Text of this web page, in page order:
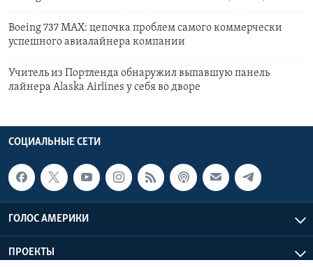
Boeing 737 МАХ: цепочка проблем самого коммерчески
успешного авиалайнера компании
Учитель из Портленда обнаружил выпавшую панель
лайнера Alaska Airlines у себя во дворе
СОЦИАЛЬНЫЕ СЕТИ
ГОЛОС АМЕРИКИ
ПРОЕКТЫ